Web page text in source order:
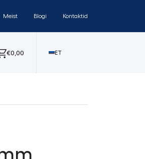
Meist Blogi Kontaktid
€0,00 ET